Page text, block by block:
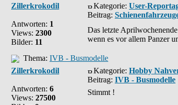
Zillerkrokodil
Antworten: 1
Views: 2300
Bilder: 11
Kategorie: User-
Beitrag:
Das letzte
wenn es vor allem Panzer
Thema: IVB - Busmodelle
Zillerkrokodil
Antworten: 6
Views: 27500
Kategorie: Hobby
Beitrag: IVB - Busmodelle
Stimmt !